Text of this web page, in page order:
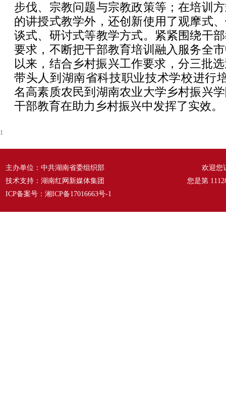
步伐、宗教问题与宗教政策等；在培训
的讲授式教学外，还创新使用了观摩式
谈式、研讨式等教学方式。紧紧围绕干
要求，不断把干部教育培训融入服务全
以来，结合乡村振兴工作要求，分三批
带头人到湖南省科技职业技术学校进行
名高素质农民到湖南农业大学乡村振兴
干部教育在助力乡村振兴中发挥了实效。
1
主办单位：中共湖南省委组织部
技术支持：湖南红网新媒体集团
ICP备案号： 湘ICP备17016663号-1
欢迎您
您是第